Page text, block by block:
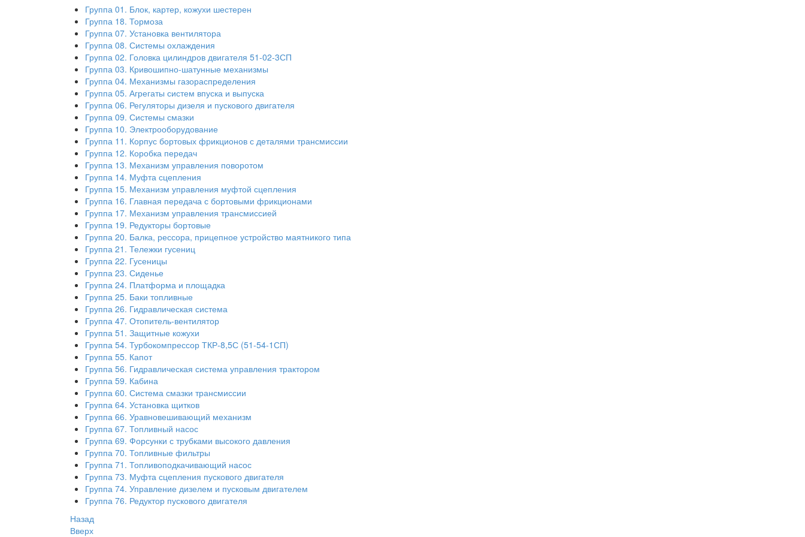
Группа 01. Блок, картер, кожухи шестерен
Группа 18. Тормоза
Группа 07. Установка вентилятора
Группа 08. Системы охлаждения
Группа 02. Головка цилиндров двигателя 51-02-3СП
Группа 03. Кривошипно-шатунные механизмы
Группа 04. Механизмы газораспределения
Группа 05. Агрегаты систем впуска и выпуска
Группа 06. Регуляторы дизеля и пускового двигателя
Группа 09. Системы смазки
Группа 10. Электрооборудование
Группа 11. Корпус бортовых фрикционов с деталями трансмиссии
Группа 12. Коробка передач
Группа 13. Механизм управления поворотом
Группа 14. Муфта сцепления
Группа 15. Механизм управления муфтой сцепления
Группа 16. Главная передача с бортовыми фрикционами
Группа 17. Механизм управления трансмиссией
Группа 19. Редукторы бортовые
Группа 20. Балка, рессора, прицепное устройство маятникого типа
Группа 21. Тележки гусениц
Группа 22. Гусеницы
Группа 23. Сиденье
Группа 24. Платформа и площадка
Группа 25. Баки топливные
Группа 26. Гидравлическая система
Группа 47. Отопитель-вентилятор
Группа 51. Защитные кожухи
Группа 54. Турбокомпрессор ТКР-8,5С (51-54-1СП)
Группа 55. Капот
Группа 56. Гидравлическая система управления трактором
Группа 59. Кабина
Группа 60. Система смазки трансмиссии
Группа 64. Установка щитков
Группа 66. Уравновешивающий механизм
Группа 67. Топливный насос
Группа 69. Форсунки с трубками высокого давления
Группа 70. Топливные фильтры
Группа 71. Топливоподкачивающий насос
Группа 73. Муфта сцепления пускового двигателя
Группа 74. Управление дизелем и пусковым двигателем
Группа 76. Редуктор пускового двигателя
Назад
Вверх